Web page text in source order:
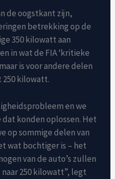
de oogstkant zijn,
betrekking op de
350 kilowatt aan
in wat de FIA ​​‘kritieke
is voor andere delen
kilowatt.
en we
konden oplossen. Het
op sommige delen van
wat bochtiger is – het
van de auto’s zullen
250 kilowatt”, legt